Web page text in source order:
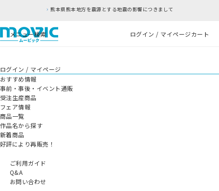
熊本県熊本地方を震源とする地震の影響につきまして
メニュー検索 ログイン / マイページカート
ログイン / マイページ
おすすめ情報
事前・事後・イベント通販
受注生産商品
フェア情報
商品一覧
作品名から探す
新着商品
好評により再販売！
ご利用ガイド
Q&A
お問い合わせ